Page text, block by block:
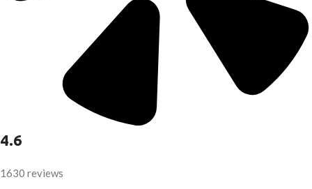
4.6
1630 reviews